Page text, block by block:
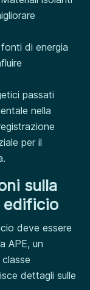
fonti di energia
passati
nella
per il
sulla
edificio
deve essere
APE, un
dettagli sulle